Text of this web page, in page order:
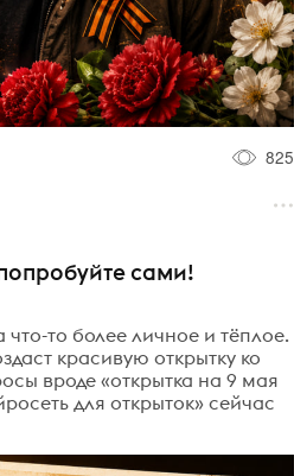
825
сами!
то более личное и тёплое.
красивую открытку ко
вроде «открытка на 9 мая
для открыток» сейчас